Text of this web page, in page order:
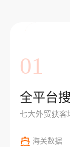
01
全平台
七大外贸获客
海关数据